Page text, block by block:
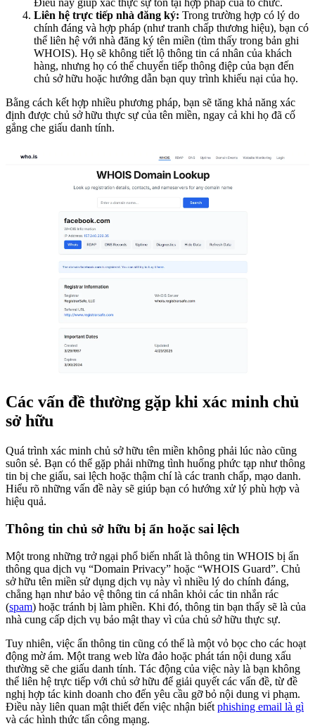
Liên hệ trực tiếp nhà đăng ký: Trong trường hợp có lý do
chính đáng và hợp pháp (như tranh chấp thương hiệu), bạn có
thể liên hệ với nhà đăng ký tên miền (tìm thấy trong bản ghi
WHOIS). Họ sẽ không tiết lộ thông tin cá nhân của khách
hàng, nhưng họ có thể chuyển tiếp thông điệp của bạn đến
chủ sở hữu hoặc hướng dẫn bạn quy trình khiếu nại của họ.
Bằng cách kết hợp nhiều phương pháp, bạn sẽ tăng khả năng xác
định được chủ sở hữu thực sự của tên miền, ngay cả khi họ đã cố
gắng che giấu danh tính.
Các vấn đề thường gặp khi xác minh chủ
sở hữu
Quá trình xác minh chủ sở hữu tên miền không phải lúc nào cũng
suôn sẻ. Bạn có thể gặp phải những tình huống phức tạp như thông
tin bị che giấu, sai lệch hoặc thậm chí là các tranh chấp, mạo danh.
Hiểu rõ những vấn đề này sẽ giúp bạn có hướng xử lý phù hợp và
hiệu quả.
Thông tin chủ sở hữu bị ẩn hoặc sai lệch
Một trong những trở ngại phổ biến nhất là thông tin WHOIS bị ẩn
thông qua dịch vụ “Domain Privacy” hoặc “WHOIS Guard”. Chủ
sở hữu tên miền sử dụng dịch vụ này vì nhiều lý do chính đáng,
chẳng hạn như bảo vệ thông tin cá nhân khỏi các tin nhắn rác
(spam) hoặc tránh bị làm phiền. Khi đó, thông tin bạn thấy sẽ là của
nhà cung cấp dịch vụ bảo mật thay vì của chủ sở hữu thực sự.
Tuy nhiên, việc ẩn thông tin cũng có thể là một vỏ bọc cho các hoạt
động mờ ám. Một trang web lừa đảo hoặc phát tán nội dung xấu
thường sẽ che giấu danh tính. Tác động của việc này là bạn không
thể liên hệ trực tiếp với chủ sở hữu để giải quyết các vấn đề, từ đề
nghị hợp tác kinh doanh cho đến yêu cầu gỡ bỏ nội dung vi phạm.
Điều này liên quan mật thiết đến việc nhận biết phishing email là gì
và các hình thức tấn công mạng.